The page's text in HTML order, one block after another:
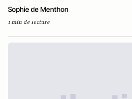
Sophie de Menthon
1 min de lecture